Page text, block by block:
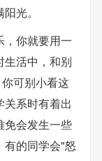
光。
，你就要用一
生活中，和别
可别小看这
系时有着出
免会发生一些
有的同学会"怒